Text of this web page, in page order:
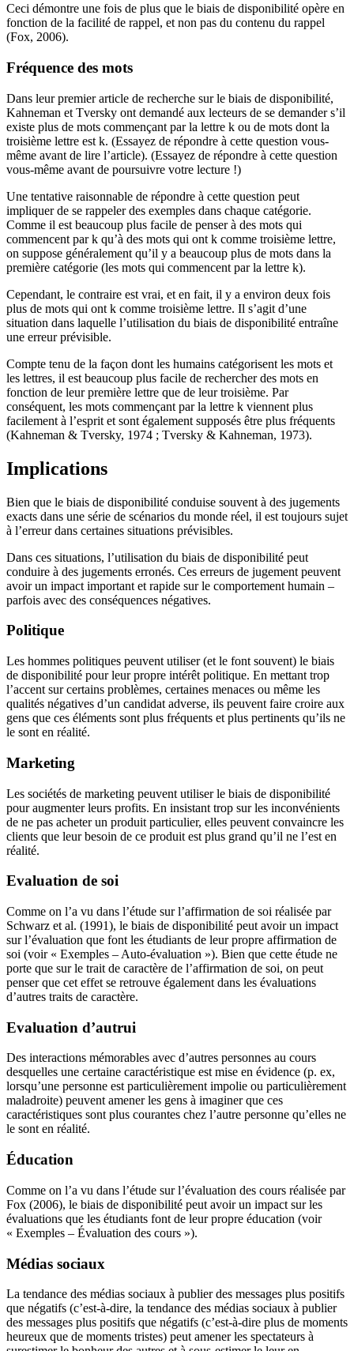
Ceci démontre une fois de plus que le biais de disponibilité opère en
fonction de la facilité de rappel, et non pas du contenu du rappel
(Fox, 2006).
Fréquence des mots
Dans leur premier article de recherche sur le biais de disponibilité,
Kahneman et Tversky ont demandé aux lecteurs de se demander s’il
existe plus de mots commençant par la lettre k ou de mots dont la
troisième lettre est k. (Essayez de répondre à cette question vous-
même avant de lire l’article). (Essayez de répondre à cette question
vous-même avant de poursuivre votre lecture !)
Une tentative raisonnable de répondre à cette question peut
impliquer de se rappeler des exemples dans chaque catégorie.
Comme il est beaucoup plus facile de penser à des mots qui
commencent par k qu’à des mots qui ont k comme troisième lettre,
on suppose généralement qu’il y a beaucoup plus de mots dans la
première catégorie (les mots qui commencent par la lettre k).
Cependant, le contraire est vrai, et en fait, il y a environ deux fois
plus de mots qui ont k comme troisième lettre. Il s’agit d’une
situation dans laquelle l’utilisation du biais de disponibilité entraîne
une erreur prévisible.
Compte tenu de la façon dont les humains catégorisent les mots et
les lettres, il est beaucoup plus facile de rechercher des mots en
fonction de leur première lettre que de leur troisième. Par
conséquent, les mots commençant par la lettre k viennent plus
facilement à l’esprit et sont également supposés être plus fréquents
(Kahneman & Tversky, 1974 ; Tversky & Kahneman, 1973).
Implications
Bien que le biais de disponibilité conduise souvent à des jugements
exacts dans une série de scénarios du monde réel, il est toujours sujet
à l’erreur dans certaines situations prévisibles.
Dans ces situations, l’utilisation du biais de disponibilité peut
conduire à des jugements erronés. Ces erreurs de jugement peuvent
avoir un impact important et rapide sur le comportement humain –
parfois avec des conséquences négatives.
Politique
Les hommes politiques peuvent utiliser (et le font souvent) le biais
de disponibilité pour leur propre intérêt politique. En mettant trop
l’accent sur certains problèmes, certaines menaces ou même les
qualités négatives d’un candidat adverse, ils peuvent faire croire aux
gens que ces éléments sont plus fréquents et plus pertinents qu’ils ne
le sont en réalité.
Marketing
Les sociétés de marketing peuvent utiliser le biais de disponibilité
pour augmenter leurs profits. En insistant trop sur les inconvénients
de ne pas acheter un produit particulier, elles peuvent convaincre les
clients que leur besoin de ce produit est plus grand qu’il ne l’est en
réalité.
Evaluation de soi
Comme on l’a vu dans l’étude sur l’affirmation de soi réalisée par
Schwarz et al. (1991), le biais de disponibilité peut avoir un impact
sur l’évaluation que font les étudiants de leur propre affirmation de
soi (voir « Exemples – Auto-évaluation »). Bien que cette étude ne
porte que sur le trait de caractère de l’affirmation de soi, on peut
penser que cet effet se retrouve également dans les évaluations
d’autres traits de caractère.
Evaluation d’autrui
Des interactions mémorables avec d’autres personnes au cours
desquelles une certaine caractéristique est mise en évidence (p. ex,
lorsqu’une personne est particulièrement impolie ou particulièrement
maladroite) peuvent amener les gens à imaginer que ces
caractéristiques sont plus courantes chez l’autre personne qu’elles ne
le sont en réalité.
Éducation
Comme on l’a vu dans l’étude sur l’évaluation des cours réalisée par
Fox (2006), le biais de disponibilité peut avoir un impact sur les
évaluations que les étudiants font de leur propre éducation (voir
« Exemples – Évaluation des cours »).
Médias sociaux
La tendance des médias sociaux à publier des messages plus positifs
que négatifs (c’est-à-dire, la tendance des médias sociaux à publier
des messages plus positifs que négatifs (c’est-à-dire plus de moments
heureux que de moments tristes) peut amener les spectateurs à